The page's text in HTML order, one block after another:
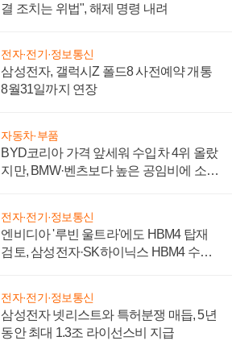
결 조치는 위법", 해제 명령 내려
전자·전기·정보통신
삼성전자, 갤럭시Z 폴드8 사전예약 개통
8월31일까지 연장
자동차·부품
BYD코리아 가격 앞세워 수입차 4위 올랐
지만, BMW·벤츠보다 높은 공임비에 소비
전자·전기·정보통신
엔비디아 '루빈 울트라'에도 HBM4 탑재
검토, 삼성전자·SK하이닉스 HBM4 수율
전자·전기·정보통신
삼성전자 넷리스트와 특허분쟁 매듭, 5년
동안 최대 1.3조 라이선스비 지급